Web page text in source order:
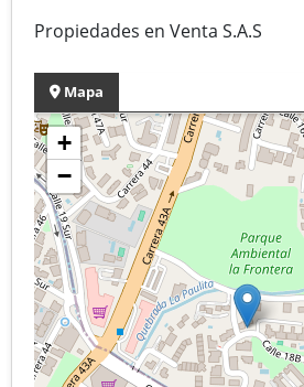
Propiedades en Venta S.A.S
Mapa
+
−